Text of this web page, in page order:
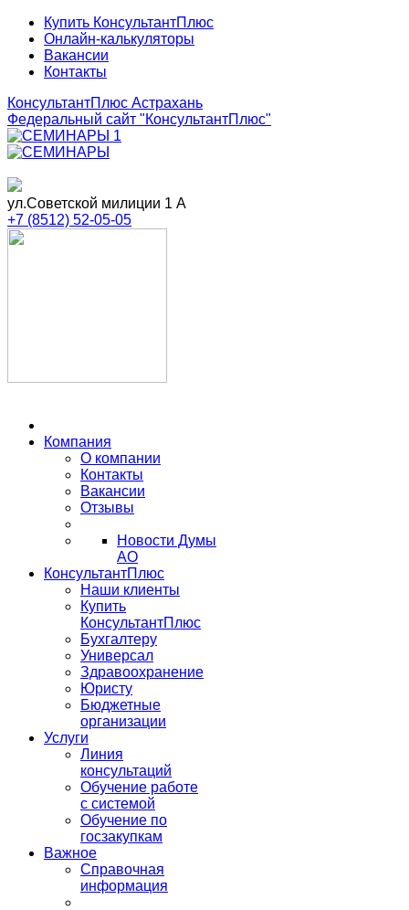
Купить КонсультантПлюс
Онлайн-калькуляторы
Вакансии
Контакты
КонсультантПлюс Астрахань
Федеральный сайт "КонсультантПлюс"
ул.Советской милиции 1 А
+7 (8512) 52-05-05
Компания
О компании
Контакты
Вакансии
Отзывы
Новости Думы
АО
КонсультантПлюс
Наши клиенты
Купить
КонсультантПлюс
Бухгалтеру
Универсал
Здравоохранение
Юристу
Бюджетные
организации
Услуги
Линия
консультаций
Обучение работе
с системой
Обучение по
госзакупкам
Важное
Справочная
информация